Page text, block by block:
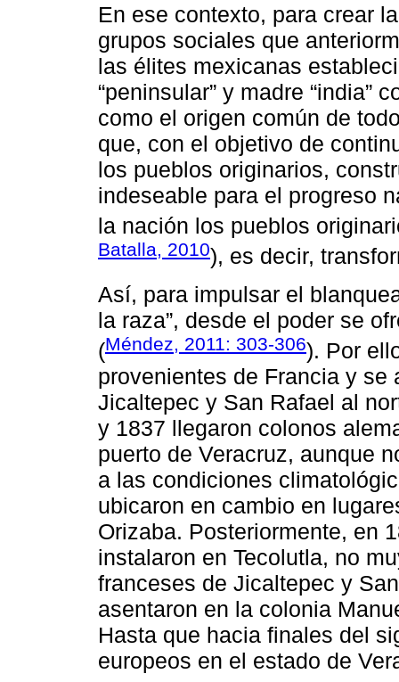
En ese contexto, para crear
grupos sociales que
las élites mexicanas
“peninsular” y madre “india”
como el origen común de
que, con el objetivo de
los pueblos originarios,
indeseable para el progreso
la nación los pueblos
Batalla, 2010), es decir,
Así, para impulsar el
la raza”, desde el poder se
(Méndez, 2011: 303-306). Por
provenientes de Francia y
Jicaltepec y San Rafael al
y 1837 llegaron colonos
puerto de Veracruz, aunque
a las condiciones
ubicaron en cambio en
Orizaba. Posteriormente, en
instalaron en Tecolutla, no
franceses de Jicaltepec y
asentaron en la colonia
Hasta que hacia finales del
europeos en el estado de